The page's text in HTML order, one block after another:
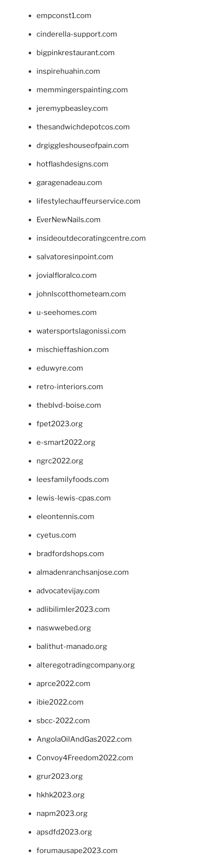
empconst1.com
cinderella-support.com
bigpinkrestaurant.com
inspirehuahin.com
memmingerspainting.com
jeremypbeasley.com
thesandwichdepotcos.com
drgiggleshouseofpain.com
hotflashdesigns.com
garagenadeau.com
lifestylechauffeurservice.com
EverNewNails.com
insideoutdecoratingcentre.com
salvatoresinpoint.com
jovialfloralco.com
johnlscotthometeam.com
u-seehomes.com
watersportslagonissi.com
mischieffashion.com
eduwyre.com
retro-interiors.com
theblvd-boise.com
fpet2023.org
e-smart2022.org
ngrc2022.org
leesfamilyfoods.com
lewis-lewis-cpas.com
eleontennis.com
cyetus.com
bradfordshops.com
almadenranchsanjose.com
advocatevijay.com
adlibilimler2023.com
naswwebed.org
balithut-manado.org
alteregotradingcompany.org
aprce2022.com
ibie2022.com
sbcc-2022.com
AngolaOilAndGas2022.com
Convoy4Freedom2022.com
grur2023.org
hkhk2023.org
napm2023.org
apsdfd2023.org
forumausape2023.com